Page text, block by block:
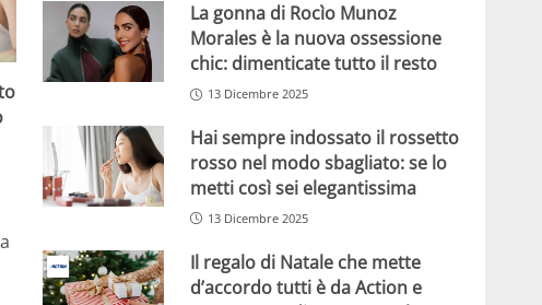
La gonna di Rocìo Munoz
Morales è la nuova ossessione
chic: dimenticate tutto il resto
13 Dicembre 2025
Hai sempre indossato il rossetto
rosso nel modo sbagliato: se lo
metti così sei elegantissima
13 Dicembre 2025
Il regalo di Natale che mette
d’accordo tutti è da Action e